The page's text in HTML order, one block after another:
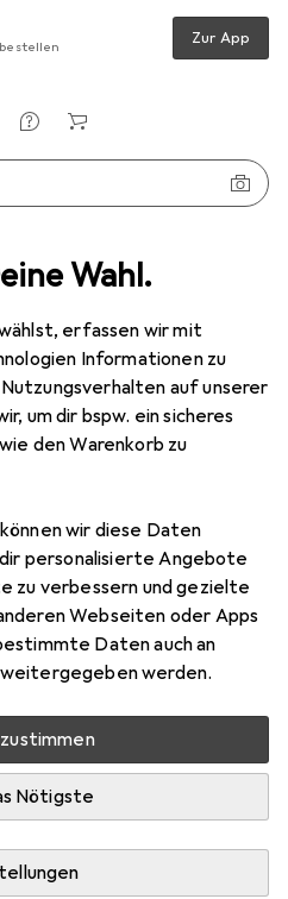
Wahl.
erfassen wir mit
Informationen zu
auf unserer
um dir bspw. ein sicheres
den Warenkorb zu
wir diese Daten
personalisierte Angebote
zu verbessern und gezielte
Webseiten oder Apps
Daten auch an
werden.
Nötigste
Zur App
Kaba Aufsteck-Rosetten
Bilder
Marke
Mehr von Kaba
beim Lieferanten
Lieferzeit
Warenkorb